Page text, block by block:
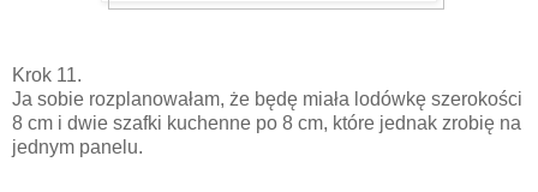
Krok 11.
Ja sobie rozplanowałam, że będę miała lodówkę szerokości
8 cm i dwie szafki kuchenne po 8 cm, które jednak zrobię na
jednym panelu.